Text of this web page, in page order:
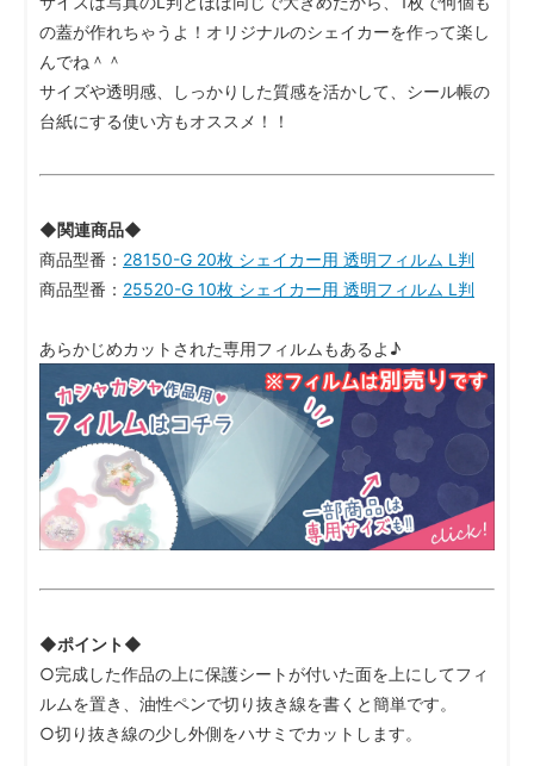
の蓋が作れちゃうよ！オリジナルのシェイカーを作って楽し
んでね＾＾
サイズや透明感、しっかりした質感を活かして、シール帳の
台紙にする使い方もオススメ！！
◆関連商品◆
商品型番： 28150-G 20枚 シェイカー用 透明フィルム L判
商品型番： 25520-G 10枚 シェイカー用 透明フィルム L判
あらかじめカットされた専用フィルムもあるよ♪
◆ポイント◆
○完成した作品の上に保護シートが付いた面を上にしてフィ
ルムを置き、油性ペンで切り抜き線を書くと簡単です。
○切り抜き線の少し外側をハサミでカットします。